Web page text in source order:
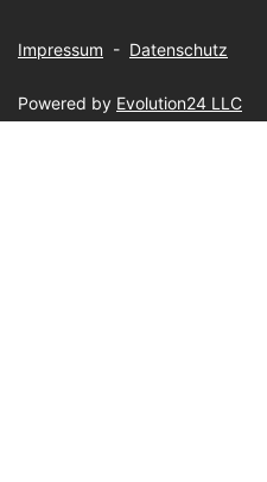
Impressum - Datenschutz
Powered by Evolution24 LLC